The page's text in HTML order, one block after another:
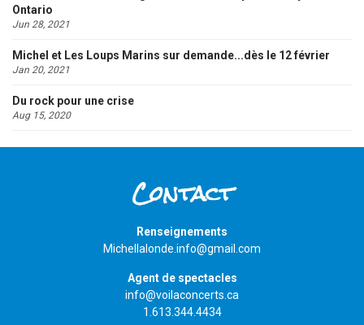
Ontario
Jun 28, 2021
Michel et Les Loups Marins sur demande...dès le 12 février
Jan 20, 2021
Du rock pour une crise
Aug 15, 2020
Contact
Renseignements
Michellalonde.info@gmail.com
Agent de spectacles
info@voilaconcerts.ca
1.613.344.4434